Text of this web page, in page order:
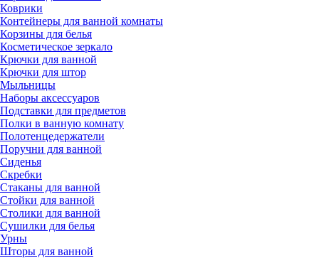
Коврики
Контейнеры для ванной комнаты
Корзины для белья
Косметическое зеркало
Крючки для ванной
Крючки для штор
Мыльницы
Наборы аксессуаров
Подставки для предметов
Полки в ванную комнату
Полотенцедержатели
Поручни для ванной
Сиденья
Скребки
Стаканы для ванной
Стойки для ванной
Столики для ванной
Сушилки для белья
Урны
Шторы для ванной